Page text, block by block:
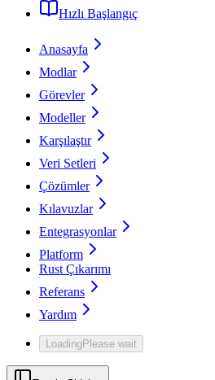
Hızlı Başlangıç
Anasayfa
Modlar
Görevler
Modeller
Karşılaştır
Veri Setleri
Çözümler
Kılavuzlar
Entegrasyonlar
Platform
Rust Çıkarımı
Referans
Yardım
LoadingPlease wait